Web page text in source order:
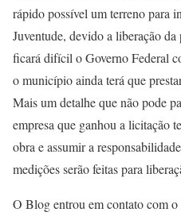
rápido possível um terreno para
Juventude, devido a liberação
ficará difícil o Governo Federal
o município ainda terá que
Mais um detalhe que não pode
empresa que ganhou a licitação
obra e assumir a
medições serão feitas para
O Blog entrou em contato com